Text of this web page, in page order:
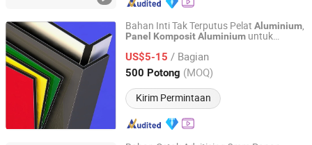
Bahan Inti Tak Terputus Pelat Aluminium
Panel KompositAluminium untuk
US$5-15 / Bagian
500 Potong (MOQ)
Kirim Permintaan
Henan Jixiang Industry Co., Ltd.
Henan, China Harga mulai 2017